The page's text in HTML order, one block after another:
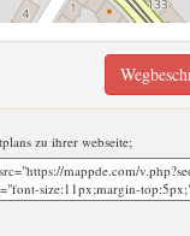
zu ihrer webseite;